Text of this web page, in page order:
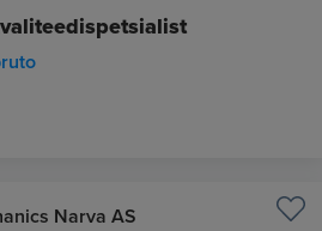
Narva AS